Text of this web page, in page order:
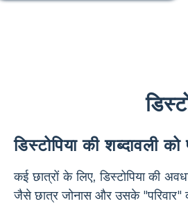
डिस्टोपिया की शब्दावली
कई छात्रों के लिए, डिस्टोपिया की
जैसे छात्र जोनास और उसके "परिवार"